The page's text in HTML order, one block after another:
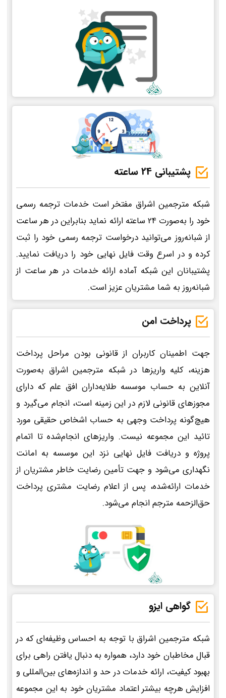
پشتیبانی 24 ساعته
شبکه مترجمین اشراق مفتخر است خدمات ترجمه رسمی
خود را به‌صورت 24 ساعته ارائه نماید بنابراین در هر ساعت
از شبانه‌روز می‌توانید درخواست ترجمه رسمی خود را ثبت
کرده و در اسرع وقت فایل نهایی خود را دریافت نمایید.
پشتیبانان این شبکه آماده ارائه خدمات در هر ساعت از
شبانه‌روز به شما مشتریان عزیز است.
پرداخت امن
جهت اطمینان کاربران از قانونی بودن مراحل پرداخت
هزینه، کلیه واریزها در شبکه مترجمین اشراق به‌صورت
آنلاین به حساب موسسه طلایه‌داران افق علم که دارای
مجوزهای قانونی لازم در این زمینه است، انجام می‌گیرد و
هیچ‌گونه پرداخت وجهی به حساب اشخاص حقیقی مورد
تائید این مجموعه نیست. واریزهای انجام‌شده تا اتمام
پروژه و دریافت فایل نهایی نزد این موسسه به امانت
نگهداری می‌شود و جهت تأمین رضایت خاطر مشتریان از
خدمات ارائه‌شده، پس از اعلام رضایت مشتری پرداخت
حق‌الزحمه مترجم انجام می‌شود.
گواهی ایزو
شبکه مترجمین اشراق با توجه به احساس وظیفه‌ای که در
قبال مخاطبان خود دارد، همواره به دنبال یافتن راهی برای
بهبود کیفیت، ارائه خدمات در حد و اندازه‌های بین‌المللی و
افزایش هرچه بیشتر اعتماد مشتریان خود به این مجموعه